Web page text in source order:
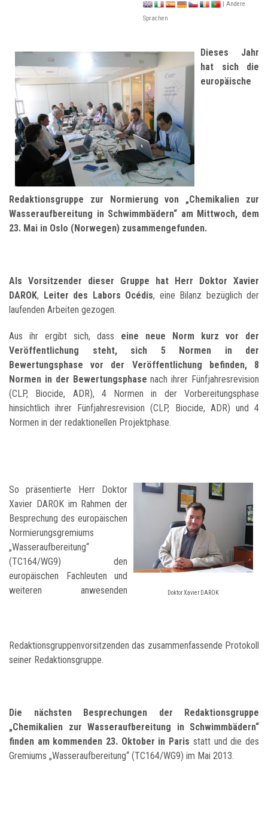
| Andere
Sprachen
Dieses Jahr
hat sich die
europäische
Redaktionsgruppe zur Normierung von „Chemikalien zur
Wasseraufbereitung in Schwimmbädern“ am Mittwoch, dem
23. Mai in Oslo (Norwegen) zusammengefunden.
Als Vorsitzender dieser Gruppe hat Herr Doktor Xavier
DAROK, Leiter des Labors Océdis, eine Bilanz bezüglich der
laufenden Arbeiten gezogen.
Aus ihr ergibt sich, dass eine neue Norm kurz vor der
Veröffentlichung steht, sich 5 Normen in der
Bewertungsphase vor der Veröffentlichung befinden, 8
Normen in der Bewertungsphase nach ihrer Fünfjahresrevision
(CLP, Biocide, ADR), 4 Normen in der Vorbereitungsphase
hinsichtlich ihrer Fünfjahresrevision (CLP, Biocide, ADR) und 4
Normen in der redaktionellen Projektphase.
Doktor Xavier DAROK
So präsentierte Herr Doktor
Xavier DAROK im Rahmen der
Besprechung des europäischen
Normierungsgremiums
„Wasseraufbereitung“
(TC164/WG9) den
europäischen Fachleuten und
weiteren anwesenden
Redaktionsgruppenvorsitzenden das zusammenfassende Protokoll
seiner Redaktionsgruppe.
Die nächsten Besprechungen der Redaktionsgruppe
„Chemikalien zur Wasseraufbereitung in Schwimmbädern“
finden am kommenden 23. Oktober in Paris statt und die des
Gremiums „Wasseraufbereitung“ (TC164/WG9) im Mai 2013.